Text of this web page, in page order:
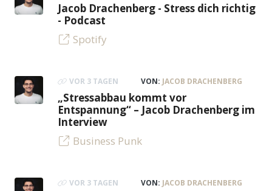
Jacob Drachenberg - Stress dich richtig
- Podcast
Spotify
VOR 3 TAGEN VON: JACOB DRACHENBERG
„Stressabbau kommt vor
Entspannung“ – Jacob Drachenberg im
Interview
Business Punk
VOR 3 TAGEN VON: JACOB DRACHENBERG